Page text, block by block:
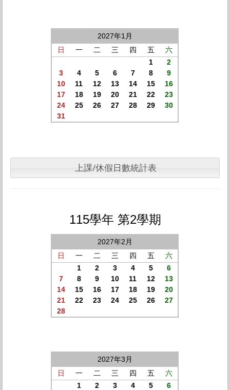
2027年1月
日
一 二 三 四 五
六
1
2
3
4 5 6 7 8
9
10
11 12 13 14 15
16
17
18 19 20 21 22
23
24
25 26 27 28 29
30
31
上課/休假日數統計表
115學年 第2學期
2027年2月
日
一 二 三 四 五
六
1
2 3 4 5
6
7
8 9 10 11 12
13
14
15 16 17 18 19
20
21
22 23 24 25 26
27
28
2027年3月
日
一 二 三 四 五
六
1
2 3 4 5
6